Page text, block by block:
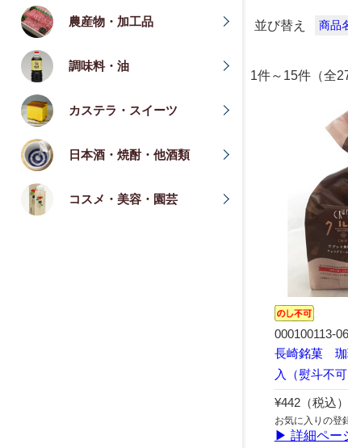
農産物・加工品
調味料・油
カステラ・スイーツ
日本酒・焼酎・他酒類
コスメ・美容・園芸
並び替え 商品
1件～15件（全
000100113-
長崎銘菓
入（熨斗不可
¥442（税込）
お気に入りの登
▶ 詳細ペー